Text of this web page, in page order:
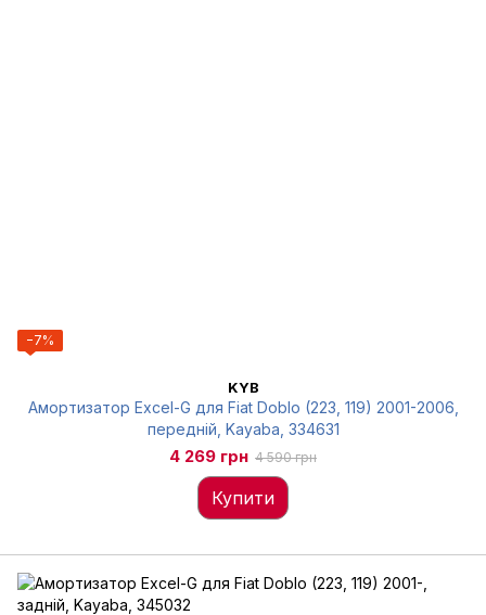
−7%
KYB
Амортизатор Excel-G для Fiat Doblo (223, 119) 2001-2006,
передній, Kayaba, 334631
4 269 грн 4 590 грн
Купити